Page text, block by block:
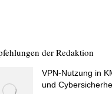
der Redaktion
VPN-Nutzung in
und